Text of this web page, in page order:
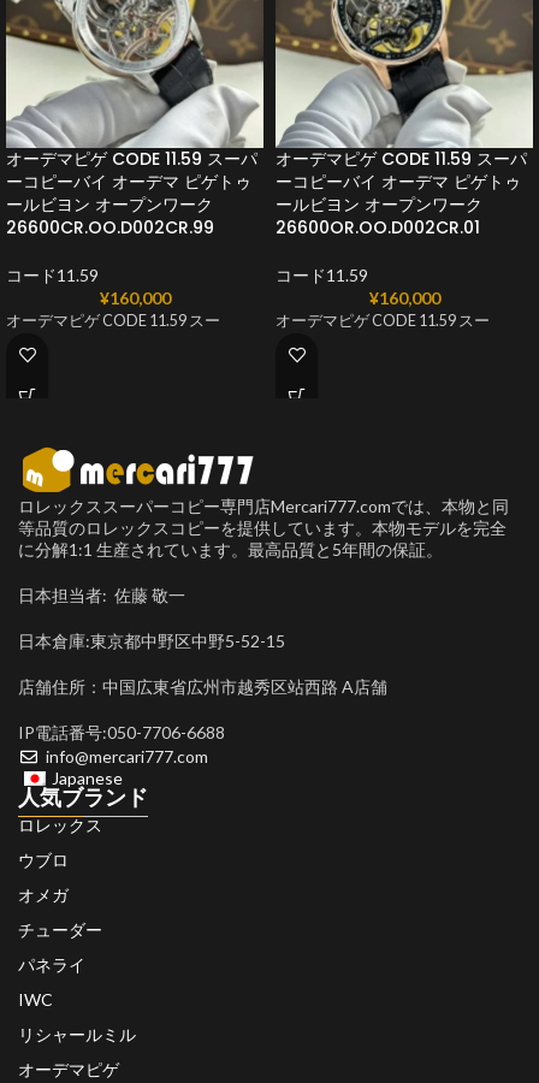
オーデマピゲ CODE 11.59 スーパ
ーコピーバイ オーデマ ピゲトゥ
ールビヨン オープンワーク
26600CR.OO.D002CR.99
コード11.59
¥160,000
オーデマピゲ CODE 11.59 スー
オーデマピゲ CODE 11.59 スーパ
ーコピーバイ オーデマ ピゲトゥ
ールビヨン オープンワーク
26600OR.OO.D002CR.01
コード11.59
¥160,000
オーデマピゲ CODE 11.59 スー
ロレックススーパーコピー専門店Mercari777.comでは、本物と同
等品質のロレックスコピーを提供しています。本物モデルを完全
に分解1:1 生産されています。最高品質と5年間の保証。
日本担当者: 佐藤 敬一
日本倉庫:東京都中野区中野5-52-15
店舗住所：中国広東省広州市越秀区站西路 A店舗
IP電話番号:050-7706-6688
info@mercari777.com
Japanese
人気ブランド
ロレックス
ウブロ
オメガ
チューダー
パネライ
IWC
リシャールミル
オーデマピゲ